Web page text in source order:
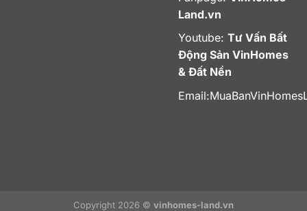
Land.vn
Youtube: Tư Vấn Bất
Động Sản VinHomes
& Đất Nền
Email:
Copyright 2026 © vinhomes-land.vn